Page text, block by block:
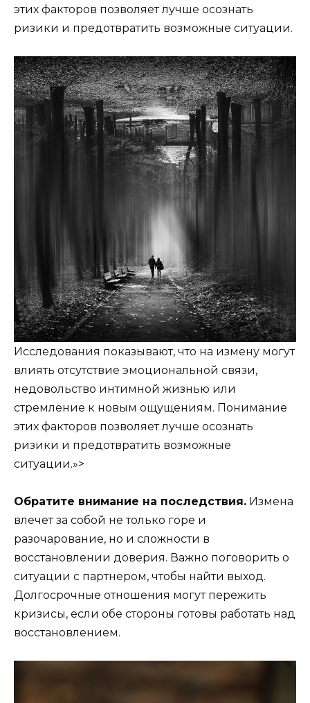
этих факторов позволяет лучше осознать
ризики и предотвратить возможные ситуации.
Исследования показывают, что на измену могут
влиять отсутствие эмоциональной связи,
недовольство интимной жизнью или
стремление к новым ощущениям. Понимание
этих факторов позволяет лучше осознать
ризики и предотвратить возможные
ситуации.»>
Обратите внимание на последствия. Измена
влечет за собой не только горе и
разочарование, но и сложности в
восстановлении доверия. Важно поговорить о
ситуации с партнером, чтобы найти выход.
Долгосрочные отношения могут пережить
кризисы, если обе стороны готовы работать над
восстановлением.